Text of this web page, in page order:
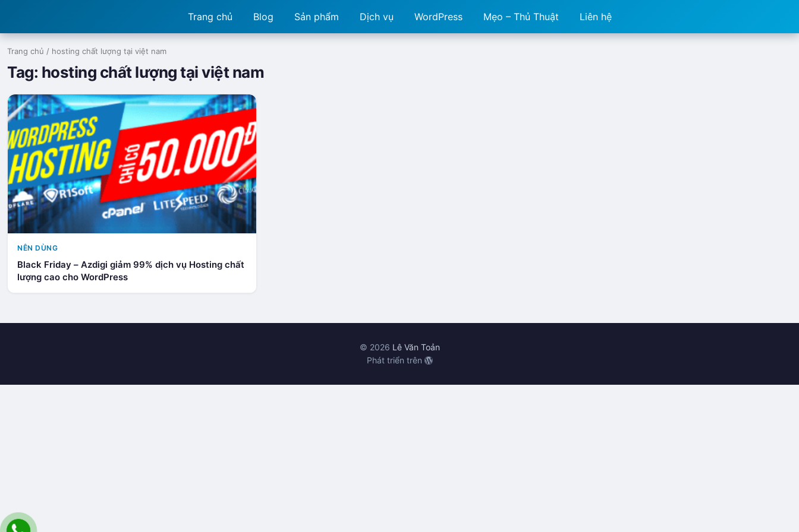
Trang chủ Blog Sản phẩm Dịch vụ WordPress Mẹo – Thủ Thuật Liên hệ
Trang chủ / hosting chất lượng tại việt nam
Tag: hosting chất lượng tại việt nam
NÊN DÙNG
Black Friday – Azdigi giảm 99% dịch vụ Hosting chất
lượng cao cho WordPress
© 2026 Lê Văn Toản
Phát triển trên